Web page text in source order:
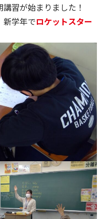
習が始まりました！
新学年でロケットスター